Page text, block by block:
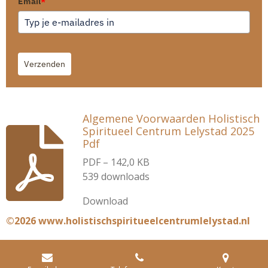
Verzenden
Algemene Voorwaarden Holistisch
Spiritueel Centrum Lelystad 2025
Pdf
PDF – 142,0 KB
539 downloads
Download
©2026 www.holistischspiritueelcentrumlelystad.nl